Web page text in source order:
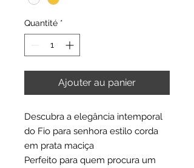
Quantité *
Ajouter au panier
Descubra a elegância intemporal
do Fio para senhora estilo corda
em prata maciça
Perfeito para quem procura um